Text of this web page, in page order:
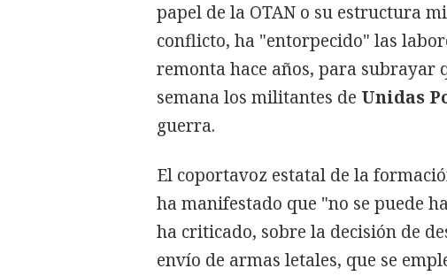
papel de la OTAN o su estructura
conflicto, ha "entorpecido" las
remonta hace años, para subrayar
semana los militantes de Unidas
guerra.
El coportavoz estatal de la
ha manifestado que "no se puede
ha criticado, sobre la decisión de
envío de armas letales, que se